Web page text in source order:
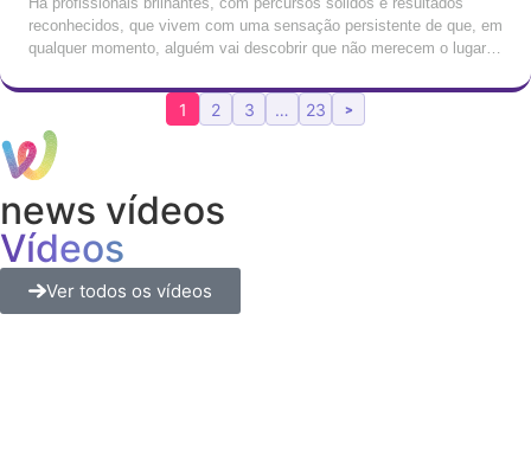
reconhecidos, que vivem com uma sensação persistente de que, em
qualquer momento, alguém vai descobrir que não merecem o lugar
terem conseguido enganar quem os avaliou. Que, mais tarde ou
1 2 3 … 23 >
news vídeos
Vídeos
Ver todos os vídeos